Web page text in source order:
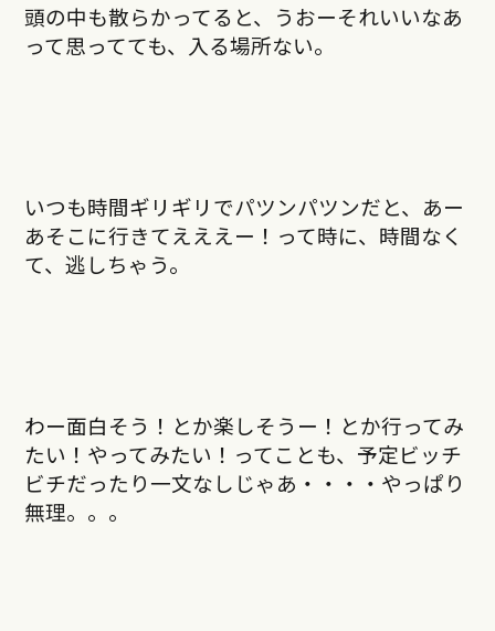
頭の中も散らかってると、うおーそれいいなあ
って思ってても、入る場所ない。
いつも時間ギリギリでパツンパツンだと、あー
あそこに行きてえええー！って時に、時間なく
て、逃しちゃう。
わー面白そう！とか楽しそうー！とか行ってみ
たい！やってみたい！ってことも、予定ビッチ
ビチだったり一文なしじゃあ・・・・やっぱり
無理。。。